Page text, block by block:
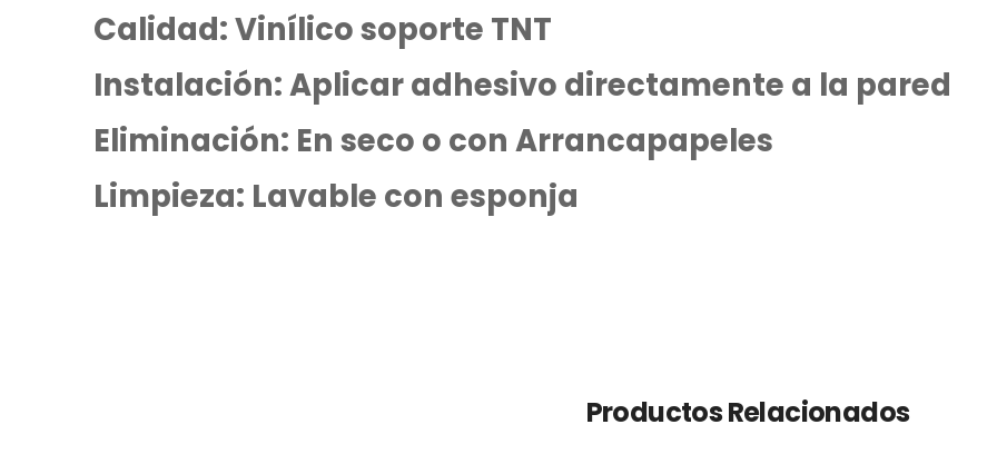
Calidad: Vinílico soporte TNT
Instalación: Aplicar adhesivo directamente a la pared
Eliminación: En seco o con Arrancapapeles
Limpieza: Lavable con esponja
Productos Relacionados